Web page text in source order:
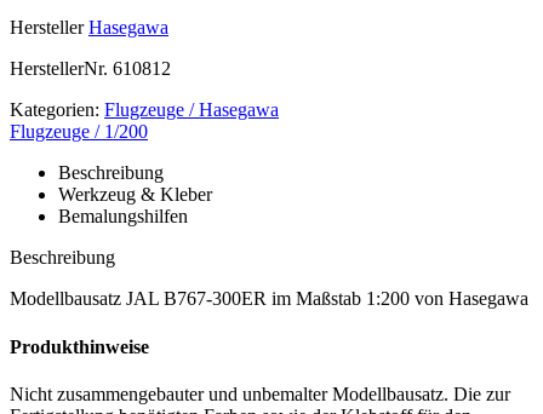
Hersteller Hasegawa
HerstellerNr. 610812
Kategorien: Flugzeuge / Hasegawa
Flugzeuge / 1/200
Beschreibung
Werkzeug & Kleber
Bemalungshilfen
Beschreibung
Modellbausatz JAL B767-300ER im Maßstab 1:200 von Hasegawa
Produkthinweise
Nicht zusammengebauter und unbemalter Modellbausatz. Die zur